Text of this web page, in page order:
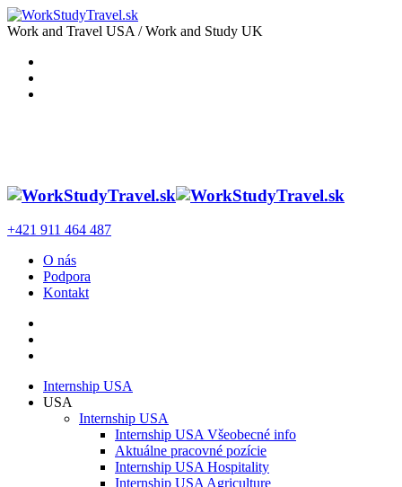
Work and Travel USA / Work and Study UK
+421 911 464 487
O nás
Podpora
Kontakt
Internship USA
USA
Internship USA
Internship USA Všeobecné info
Aktuálne pracovné pozície
Internship USA Hospitality
Internship USA Agriculture